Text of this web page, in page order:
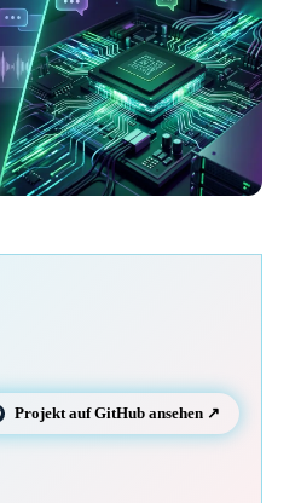
Projekt auf GitHub ansehen ↗